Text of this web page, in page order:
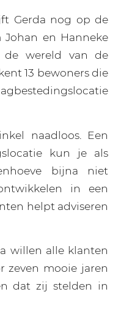
Gerda nog op de
en Hanneke
wereld van de
13 bewoners die
naadloos. Een
kun je als
bijna niet
in een
helpt adviseren
willen alle klanten
zeven mooie jaren
dat zij stelden in